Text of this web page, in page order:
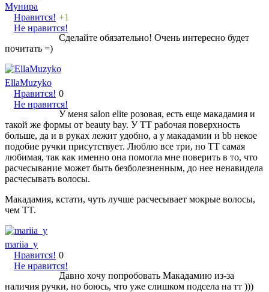
Мунира
Нравится!
Не нравится!
+1
Сделайте обязательно! Очень интересно будет
почитать =)
EllaMuzyko
Нравится!
Не нравится!
0
У меня salon elite розовая, есть еще макадамия и
такой же формы от beauty bay. У TT рабочая поверхность
больше, да и в руках лежит удобно, а у макадамии и bb некое
подобие ручки присутствует. Люблю все три, но TT самая
любимая, так как именно она помогла мне поверить в то, что
расчесывание может быть безболезненным, до нее ненавидела
расчесывать волосы.
Макадамия, кстати, чуть лучше расчесывает мокрые волосы,
чем TT.
mariia_y
Нравится!
Не нравится!
0
Давно хочу попробовать Макадамию из-за
наличия ручки, но боюсь, что уже слишком подсела на тт )))